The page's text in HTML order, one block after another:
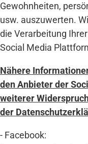
Gewohnheiten,
usw. auszuwerten.
die Verarbeitung
Social Media
Nähere
den Anbieter der
weiterer
der
- Facebook: